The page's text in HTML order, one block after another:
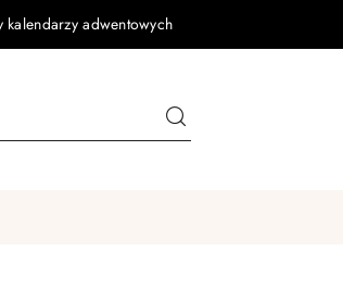
adwentowych